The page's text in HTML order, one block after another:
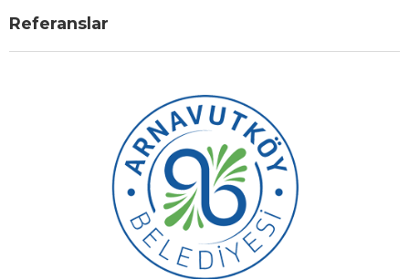
Referanslar